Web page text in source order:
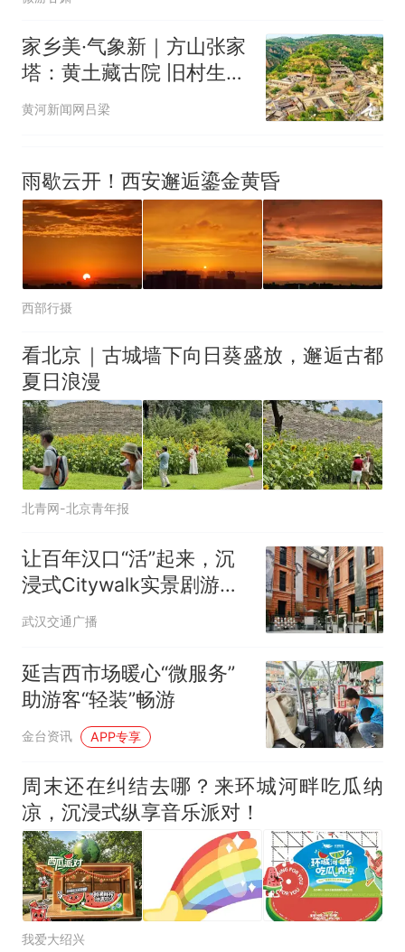
家乡美·气象新｜方山张家
塔：黄土藏古院 旧村生新
光
黄河新闻网吕梁
雨歇云开！西安邂逅鎏金黄昏
西部行摄
看北京｜古城墙下向日葵盛放，邂逅古都
夏日浪漫
北青网-北京青年报
让百年汉口“活”起来，沉
浸式Citywalk实景剧游
《梦回汉口1927》正式启
武汉交通广播
延吉西市场暖心“微服务”
助游客“轻装”畅游
金台资讯 APP专享
周末还在纠结去哪？来环城河畔吃瓜纳
凉，沉浸式纵享音乐派对！
我爱大绍兴